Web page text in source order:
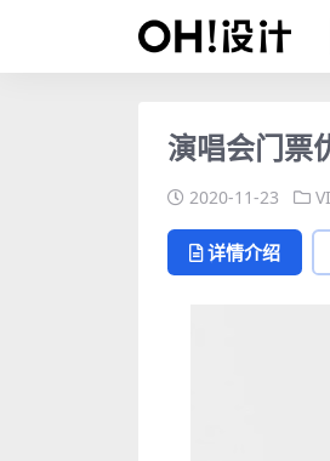
演唱会门票
2020-11-23
详情介绍